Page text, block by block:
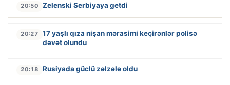
20:50 Zelenski Serbiyaya getdi
20:27
17 yaşlı qıza nişan mərasimi keçirənlər polisə
dəvət olundu
20:18 Rusiyada güclü zəlzələ oldu